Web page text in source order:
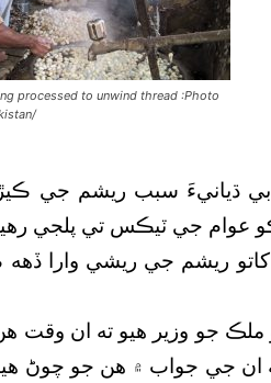
processed to unwind thread :Photo
ڌيانيءَ سبب ريشم جي
عوام جي ٽيڪس تي پلجي
سالن دوران هي کاتو ريشم جي ريشي
ملڪ جو وزير هيو ته ان وقت
ان جي جواب ۾ هن جو چوڻ هيو